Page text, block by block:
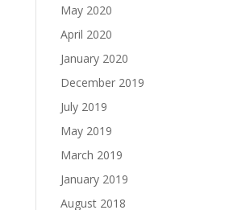
May 2020
April 2020
January 2020
December 2019
July 2019
May 2019
March 2019
January 2019
August 2018